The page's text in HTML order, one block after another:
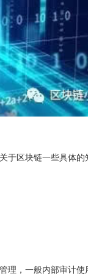
于区块链一些具体的
，一般内部审计使